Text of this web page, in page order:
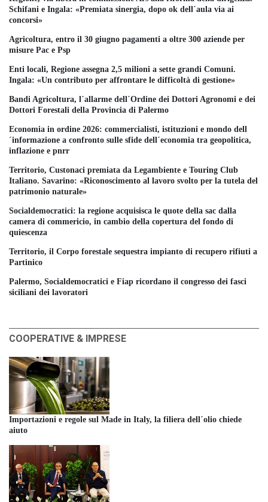
Schifani e Ingala: «Premiata sinergia, dopo ok dell´aula via ai
concorsi»
Agricoltura, entro il 30 giugno pagamenti a oltre 300 aziende per
misure Pac e Psp
Enti locali, Regione assegna 2,5 milioni a sette grandi Comuni.
Ingala: «Un contributo per affrontare le difficoltà di gestione»
Bandi Agricoltura, l´allarme dell´Ordine dei Dottori Agronomi e dei
Dottori Forestali della Provincia di Palermo
Economia in ordine 2026: commercialisti, istituzioni e mondo dell
´informazione a confronto sulle sfide dell´economia tra geopolitica,
inflazione e pnrr
Territorio, Custonaci premiata da Legambiente e Touring Club
Italiano. Savarino: «Riconoscimento al lavoro svolto per la tutela del
patrimonio naturale»
Socialdemocratici: la regione acquisisca le quote della sac dalla
camera di commericio, in cambio della copertura del fondo di
quiescenza
Territorio, il Corpo forestale sequestra impianto di recupero rifiuti a
Partinico
Palermo, Socialdemocratici e Fiap ricordano il congresso dei fasci
siciliani dei lavoratori
COOPERATIVE & IMPRESE
Importazioni e regole sul Made in Italy, la filiera dell´olio chiede
aiuto